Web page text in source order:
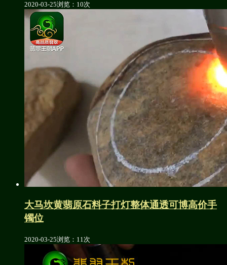
2020-03-25浏览：10次
大马坎黄翡原石料子打灯整体通透可博高价手
镯位
2020-03-25浏览：11次